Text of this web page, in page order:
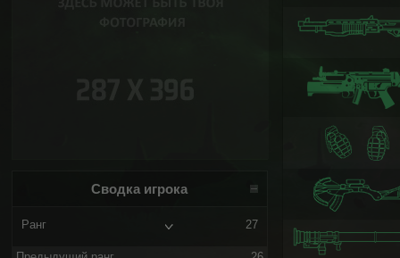
Сводка игрока
Ранг 27